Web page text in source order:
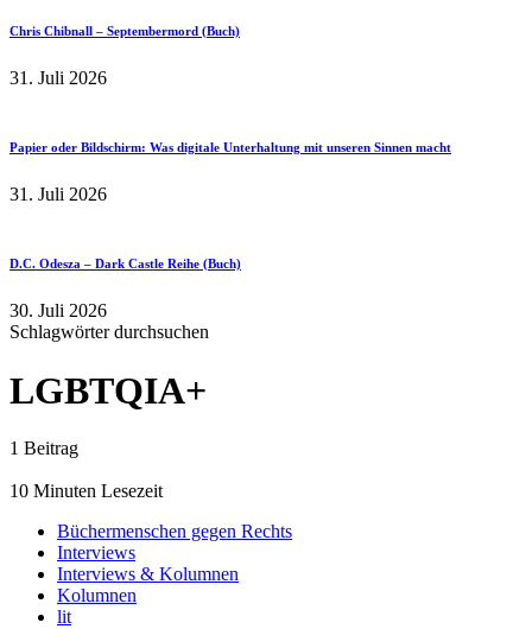
Chris Chibnall – Septembermord (Buch)
31. Juli 2026
Papier oder Bildschirm: Was digitale Unterhaltung mit unseren Sinnen macht
31. Juli 2026
D.C. Odesza – Dark Castle Reihe (Buch)
30. Juli 2026
Schlagwörter durchsuchen
LGBTQIA+
1 Beitrag
10 Minuten Lesezeit
Büchermenschen gegen Rechts
Interviews
Interviews & Kolumnen
Kolumnen
lit